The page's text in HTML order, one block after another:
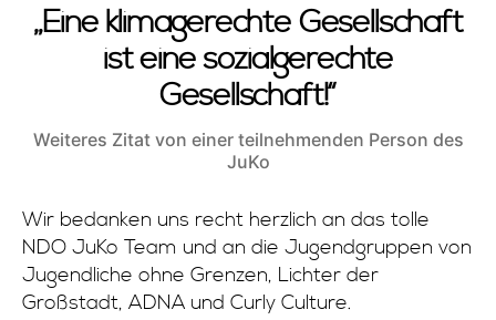
„Eine klimagerechte Gesellschaft
ist eine sozialgerechte
Gesellschaft!“
Weiteres Zitat von einer teilnehmenden Person des
JuKo
Wir bedanken uns recht herzlich an das tolle
NDO JuKo Team und an die Jugendgruppen von
Jugendliche ohne Grenzen, Lichter der
Großstadt, ADNA und Curly Culture.